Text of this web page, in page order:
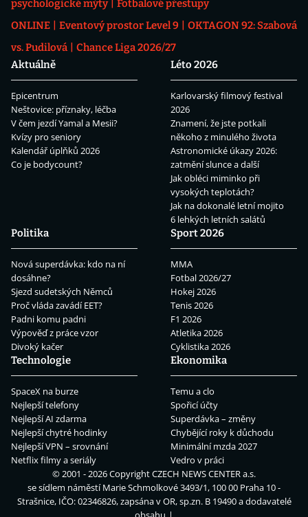
psychologické mýty
Fotbalové přestupy
ONLINE
Eventový prostor Level 9
OKTAGON 92: Szabová
vs. Pudilová
Chance Liga 2026/27
Aktuálně
Epicentrum
Neštovice: příznaky, léčba
V čem jezdí Yamal a Mesii?
Kvízy pro seniory
Kalendář úplňků 2026
Co je bodycount?
Léto 2026
Karlovarský filmový festival
2026
Znamení, že jste potkali
někoho z minulého života
Astronomické úkazy 2026:
zatmění slunce a další
Jak obléci miminko při
vysokých teplotách?
Jak na dokonalé letní mojito
6 lehkých letních salátů
Politika
Nová superdávka: kdo na ní
dosáhne?
Sjezd sudetských Němců
Proč vláda zavádí EET?
Padni komu padni
Výpověď z práce vzor
Divoký kačer
Sport 2026
MMA
Fotbal 2026/27
Hokej 2026
Tenis 2026
F1 2026
Atletika 2026
Cyklistika 2026
Technologie
SpaceX na burze
Nejlepší telefony
Nejlepší AI zdarma
Nejlepší chytré hodinky
Nejlepší VPN – srovnání
Netflix filmy a seriály
Ekonomika
Temu a clo
Spořicí účty
Superdávka – změny
Chybějící roky k důchodu
Minimální mzda 2027
Vedro v práci
© 2001 - 2026 CopyrightCZECH NEWS CENTER a.s.
se sídlem náměstí Marie Schmolkové 3493/1, 100 00 Praha 10 -
Strašnice, IČO: 02346826, zapsána v OR, sp.zn. B 19490 a dodavatelé